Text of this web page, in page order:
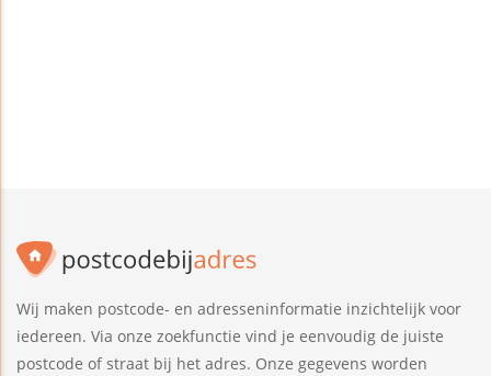
Wij maken postcode- en adresseninformatie inzichtelijk voor
iedereen. Via onze zoekfunctie vind je eenvoudig de juiste
postcode of straat bij het adres. Onze gegevens worden